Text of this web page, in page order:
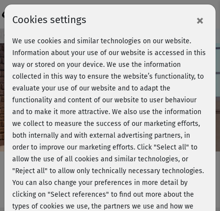
Play
Video
Course preview - join now!
Get in Shape - komplett
Cookies settings ×
We use cookies and similar technologies on our website.
Information about your use of our website is accessed in this
way or stored on your device. We use the information
collected in this way to ensure the website’s functionality, to
evaluate your use of our website and to adapt the
functionality and content of our website to user behaviour
and to make it more attractive. We also use the information
we collect to measure the success of our marketing efforts,
both internally and with external advertising partners, in
order to improve our marketing efforts. Click "Select all" to
allow the use of all cookies and similar technologies, or
"Reject all" to allow only technically necessary technologies.
You can also change your preferences in more detail by
clicking on "Select references" to find out more about the
types of cookies we use, the partners we use and how we